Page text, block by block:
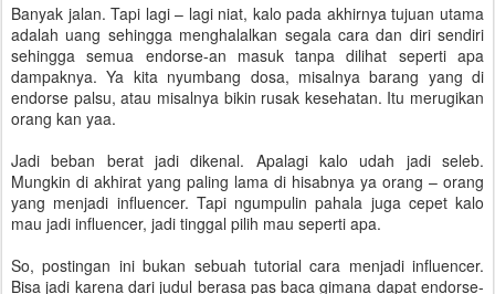
Banyak jalan. Tapi lagi – lagi niat, kalo pada akhirnya tujuan utama
adalah uang sehingga menghalalkan segala cara dan diri sendiri
sehingga semua endorse-an masuk tanpa dilihat seperti apa
dampaknya. Ya kita nyumbang dosa, misalnya barang yang di
endorse palsu, atau misalnya bikin rusak kesehatan. Itu merugikan
orang kan yaa.
Jadi beban berat jadi dikenal. Apalagi kalo udah jadi seleb.
Mungkin di akhirat yang paling lama di hisabnya ya orang – orang
yang menjadi influencer. Tapi ngumpulin pahala juga cepet kalo
mau jadi influencer, jadi tinggal pilih mau seperti apa.
So, postingan ini bukan sebuah tutorial cara menjadi influencer.
Bisa jadi karena dari judul berasa pas baca gimana dapat endorse-